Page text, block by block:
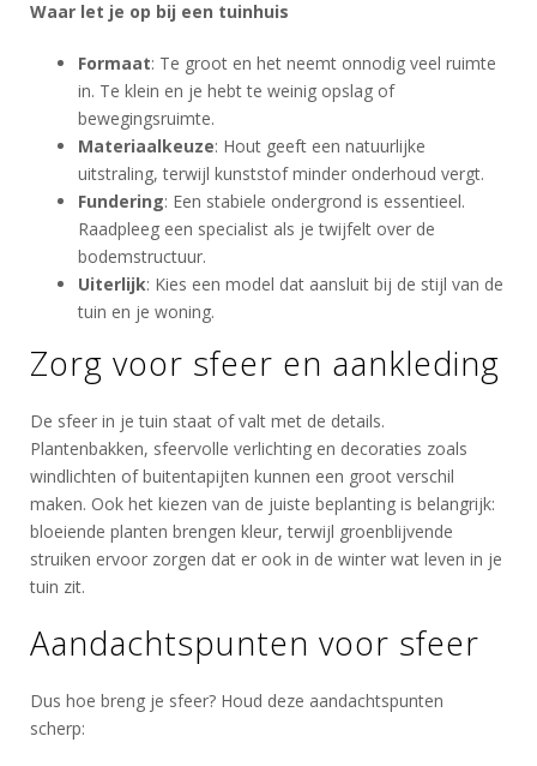
Waar let je op bij een tuinhuis
Formaat: Te groot en het neemt onnodig veel ruimte
in. Te klein en je hebt te weinig opslag of
bewegingsruimte.
Materiaalkeuze: Hout geeft een natuurlijke
uitstraling, terwijl kunststof minder onderhoud vergt.
Fundering: Een stabiele ondergrond is essentieel.
Raadpleeg een specialist als je twijfelt over de
bodemstructuur.
Uiterlijk: Kies een model dat aansluit bij de stijl van de
tuin en je woning.
Zorg voor sfeer en aankleding
De sfeer in je tuin staat of valt met de details.
Plantenbakken, sfeervolle verlichting en decoraties zoals
windlichten of buitentapijten kunnen een groot verschil
maken. Ook het kiezen van de juiste beplanting is belangrijk:
bloeiende planten brengen kleur, terwijl groenblijvende
struiken ervoor zorgen dat er ook in de winter wat leven in je
tuin zit.
Aandachtspunten voor sfeer
Dus hoe breng je sfeer? Houd deze aandachtspunten
scherp: